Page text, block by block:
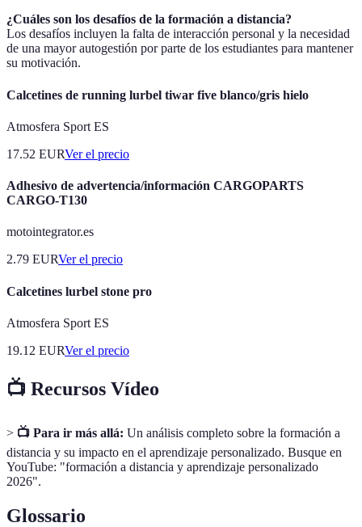
¿Cuáles son los desafíos de la formación a distancia?
Los desafíos incluyen la falta de interacción personal y la necesidad
de una mayor autogestión por parte de los estudiantes para mantener
su motivación.
Calcetines de running lurbel tiwar five blanco/gris hielo
Atmosfera Sport ES
17.52 EURVer el precio
Adhesivo de advertencia/información CARGOPARTS
CARGO-T130
motointegrator.es
2.79 EURVer el precio
Calcetines lurbel stone pro
Atmosfera Sport ES
19.12 EURVer el precio
📺 Recursos Vídeo
> 📺 Para ir más allá: Un análisis completo sobre la formación a
distancia y su impacto en el aprendizaje personalizado. Busque en
YouTube: "formación a distancia y aprendizaje personalizado
2026".
Glossario